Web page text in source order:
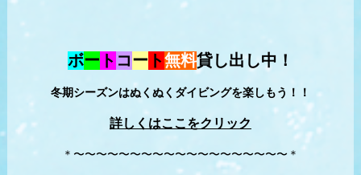
ボー ト コー ト無料貸し出し中！
冬期シーズンはぬくぬくダイビングを楽しもう！！
詳しくはここをクリック
＊〜〜〜〜〜〜〜〜〜〜〜〜〜〜〜〜〜〜〜＊